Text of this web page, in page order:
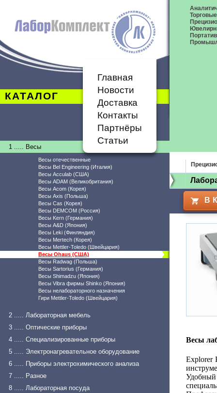
КАТАЛОГ
Главная
Новости
Доставка
Контакты
Партнёры
Статьи
1 ..... Весы
Весы отечественные
Весы Bel Engineering (Италия)
Весы Acculab (США)
Весы ADAM (Великобритания)
Весы Acom (Корея)
Весы Axis (Польша)
Весы Cas (Корея)
Весы DEMCOM (Россия)
Весы Kern (Германия)
Весы A&D (Япония)
Весы Leki (Финляндия)
Весы Mertech (Корея)
Весы Mettler-Toledo (Швейцария)
Весы Ohaus (США)
Весы Radwag (Польша)
Весы Sartorius (Германия)
Весы Shimadzu (Япония)
Весы Vibra фирмы Shinko (Япония)
Весы нелабораторного назначения
Гири Mettler-Toledo (Швейцария)
2 ..... Лабораторная мебель
3 ..... Оптические приборы
4 ..... Специализированные приборы
5 ..... Электронагревательное оборудование
6 ..... Приборы электрохимического анализа
7 ..... Разное
8 ..... Лабораторная посуда
В
Весы
Explorer
Удобный